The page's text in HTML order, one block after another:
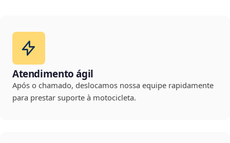
Atendimento ágil
Após o chamado, deslocamos nossa equipe rapidamente
para prestar suporte à motocicleta.